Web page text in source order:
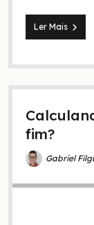
Ler Mais
se
a
após
morte
fim?
Gabriel